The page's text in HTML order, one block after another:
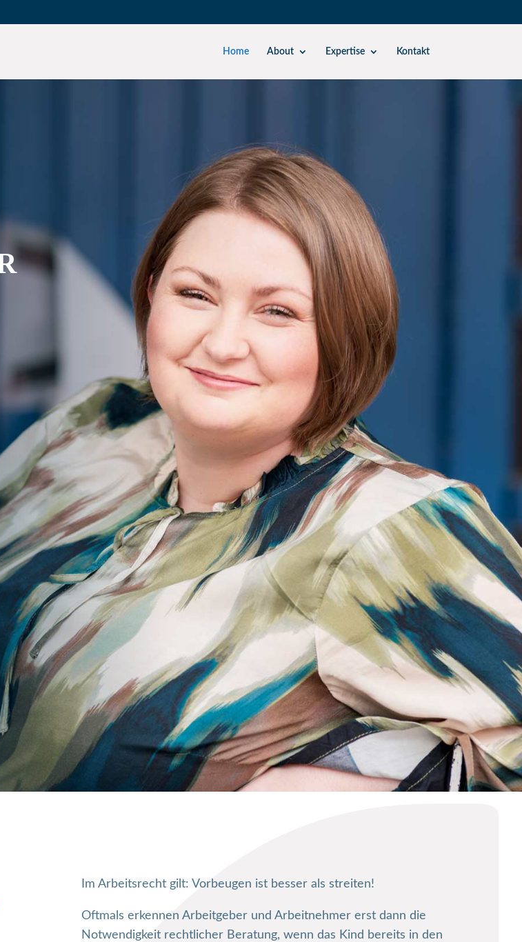
Home About Expertise Kontakt
Im Arbeitsrecht gilt: Vorbeugen ist besser als streiten!
Oftmals erkennen Arbeitgeber und Arbeitnehmer erst dann die
Notwendigkeit rechtlicher Beratung, wenn das Kind bereits in den